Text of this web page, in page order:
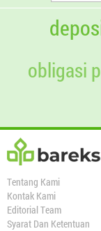
obligasi
Tentang Kami
Kontak Kami
Editorial Team
Syarat Dan Ketentuan